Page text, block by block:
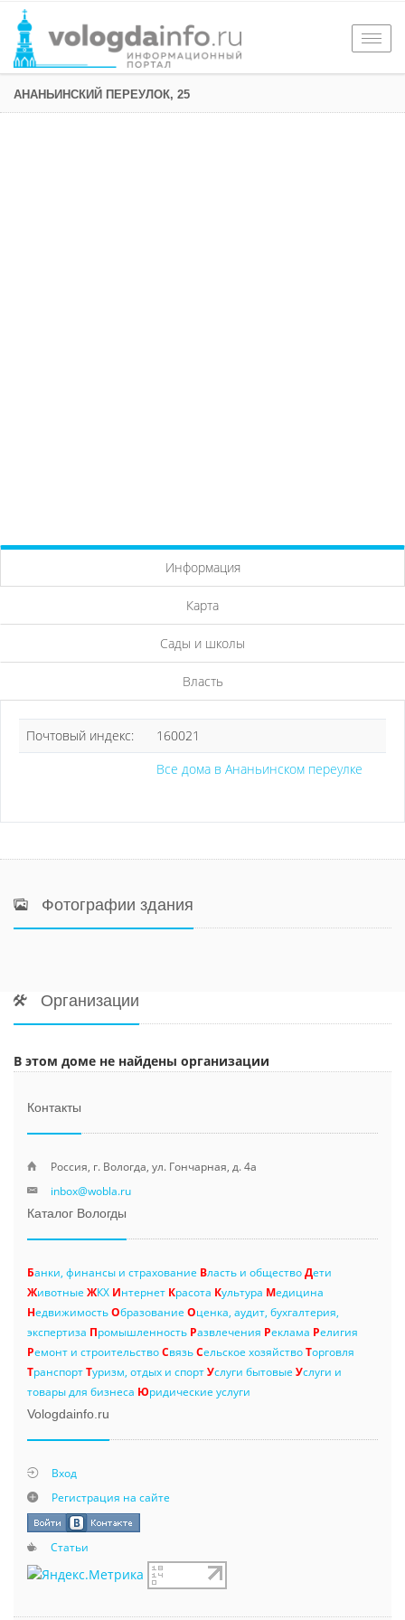
АНАНЬИНСКИЙ ПЕРЕУЛОК, 25
Информация
Карта
Сады и школы
Власть
Почтовый индекс:
160021
Все дома в Ананьинском переулке
Фотографии здания
Организации
В этом доме не найдены организации
Контакты
Россия, г. Вологда, ул. Гончарная, д. 4а
inbox@wobla.ru
Каталог Вологды
Банки, финансы и страхование Власть и обществоДети
Животные ЖКХ Интернет Красота Культура Медицина
НедвижимостьОбразование Оценка, аудит, бухгалтерия,
экспертиза Промышленность Развлечения Реклама Религия
Ремонт и строительствоСвязьСельское хозяйствоТорговля
ТранспортТуризм, отдых и спортУслуги бытовые Услуги и
товары для бизнеса Юридические услуги
Vologdainfo.ru
Вход
Регистрация на сайте
Статьи